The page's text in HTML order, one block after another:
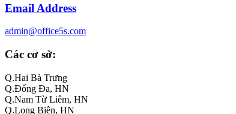
Email Address
admin@office5s.com
Các cơ sở:
Q.Hai Bà Trưng
Q.Đống Đa, HN
Q.Nam Từ Liêm, HN
Q.Long Biên, HN